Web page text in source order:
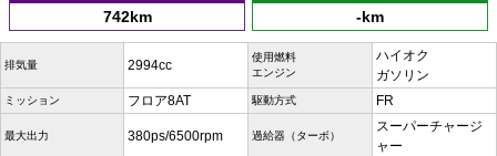
742km -km
排気量 2994cc
使用燃料
エンジン
ハイオク
ガソリン
ミッション フロア8AT 駆動方式 FR
最大出力 380ps/6500rpm 過給器（ターボ）
スーパーチャージ
ャー